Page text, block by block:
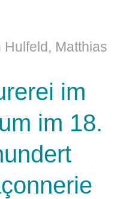
Hulfeld, Matthias
im
im 18.